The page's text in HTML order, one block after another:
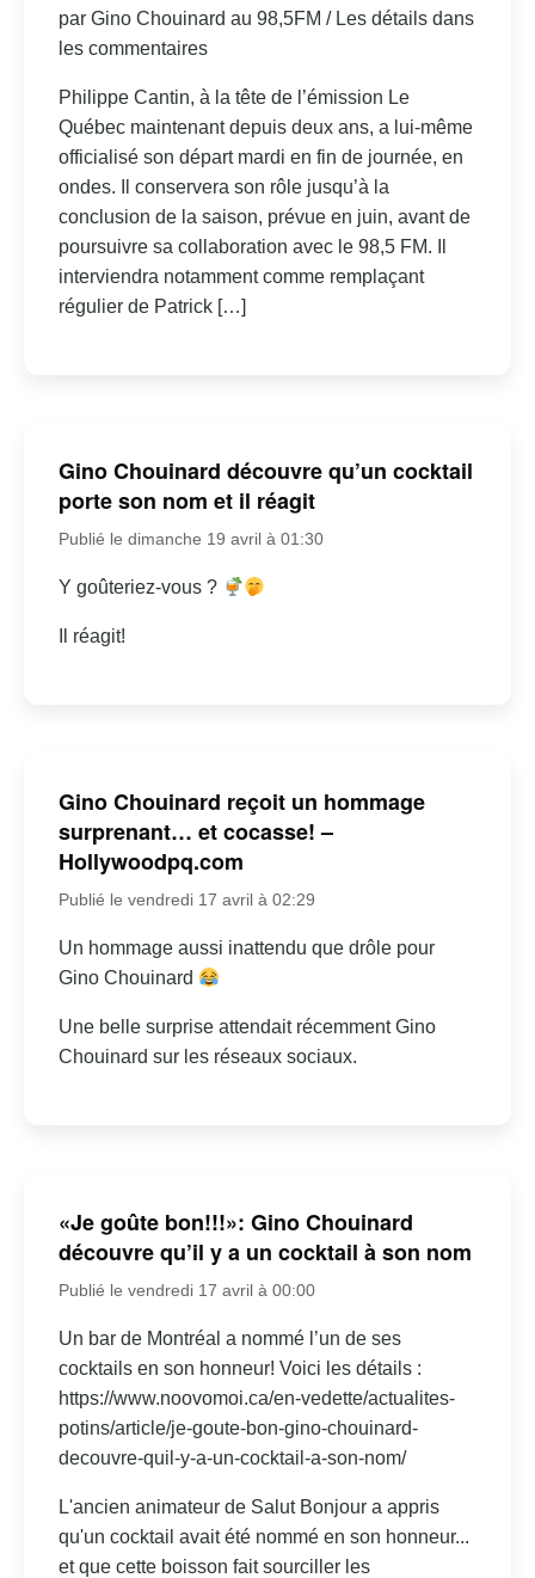
par Gino Chouinard au 98,5FM / Les détails dans
les commentaires
Philippe Cantin, à la tête de l’émission Le
Québec maintenant depuis deux ans, a lui-même
officialisé son départ mardi en fin de journée, en
ondes. Il conservera son rôle jusqu’à la
conclusion de la saison, prévue en juin, avant de
poursuivre sa collaboration avec le 98,5 FM. Il
interviendra notamment comme remplaçant
régulier de Patrick […]
Gino Chouinard découvre qu’un cocktail
porte son nom et il réagit
Publié le dimanche 19 avril à 01:30
Y goûteriez-vous ?
Il réagit!
Gino Chouinard reçoit un hommage
surprenant… et cocasse! –
Hollywoodpq.com
Publié le vendredi 17 avril à 02:29
Un hommage aussi inattendu que drôle pour
Gino Chouinard
Une belle surprise attendait récemment Gino
Chouinard sur les réseaux sociaux.
«Je goûte bon!!!»: Gino Chouinard
découvre qu’il y a un cocktail à son nom
Publié le vendredi 17 avril à 00:00
Un bar de Montréal a nommé l’un de ses
cocktails en son honneur! Voici les détails :
https://www.noovomoi.ca/en-vedette/actualites-
potins/article/je-goute-bon-gino-chouinard-
decouvre-quil-y-a-un-cocktail-a-son-nom/
L'ancien animateur de Salut Bonjour a appris
qu'un cocktail avait été nommé en son honneur...
et que cette boisson fait sourciller les